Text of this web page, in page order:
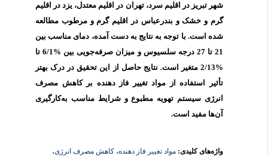
شهر تبریز در اقلیم سرد، تهران در اقلیم معتدل، یزد در اقلیم
گرم و خشک و بندرعباس در اقلیم گرم و مرطوب مطالعه
شده است. با توجه به نتایج به دست آمده، دمای مناسب بین
21 تا 27 درجه سلسیوس و میزان صرفه‌جویی بین %6/1 تا
%2/13 متغیر است. نتایج حاصل از این تحقیق در درک بهتر
تأثیر استفاده از مواد تغییر فاز دهنده بر کاهش مصرف
انرژی سیستم تهویه مطبوع و شرایط مناسب به‌کارگیری
آن‌ها مفید است.
واژه‌های کلیدی:مواد تغییر فاز دهنده،کاهش مصرف انرژی،